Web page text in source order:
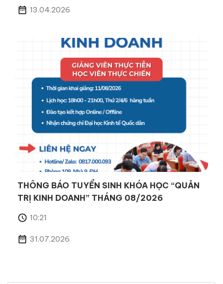
13.04.2026
THÔNG BÁO TUYỂN SINH KHÓA HỌC “QUẢN
TRỊ KINH DOANH” THÁNG 08/2026
10:21
31.07.2026